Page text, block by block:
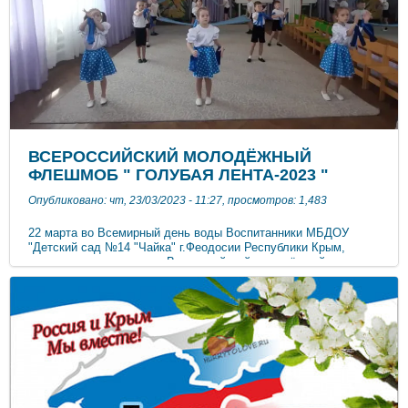
век» https://rusregioninform.ru/magazin/redakcziya-zhurnala.html
формируют на портале РИА «Новости регионов
России» https://regioninformburo.ru/ Специальный
федеральный обзор «Субъекты РФ для Победы России!»
УЗНАТЬ ПОДРОБНЕЕ...
ВСЕРОССИЙСКИЙ МОЛОДЁЖНЫЙ
ФЛЕШМОБ " ГОЛУБАЯ ЛЕНТА-2023 "
Опубликовано: чт, 23/03/2023 - 11:27, просмотров: 1,483
22 марта во Всемирный день воды Воспитанники МБДОУ
"Детский сад №14 "Чайка" г.Феодосии Республики Крым,
присоединились к акции Всероссийский молодёжный
флешмоб «Голубая лента». Это ежегодное мероприятие,
целью которого является привлечение внимания
обучающихся к проблемам охраны, восстановления и
сохранения водных ресурсов.